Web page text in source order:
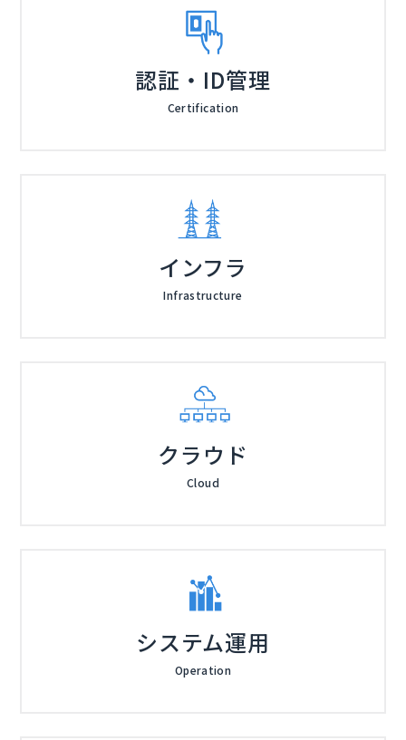
認証・ID管理
Certification
インフラ
Infrastructure
クラウド
Cloud
システム運用
Operation